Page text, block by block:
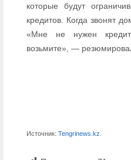
которые будут
кредитов. Когда звонят
«Мне не нужен
возьмите», —
Источник: Tengrinews.kz